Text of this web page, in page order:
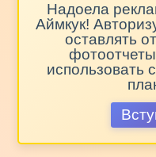
Надоела
Аймкук!
оставлять
использовать